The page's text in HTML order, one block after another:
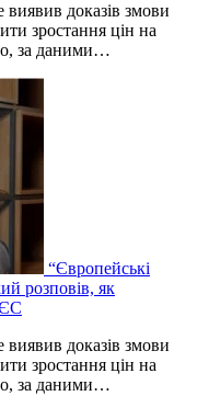
доказів змови
зростання цін на
за даними…
“Європейські
розповів, як
ЄС
доказів змови
зростання цін на
за даними…